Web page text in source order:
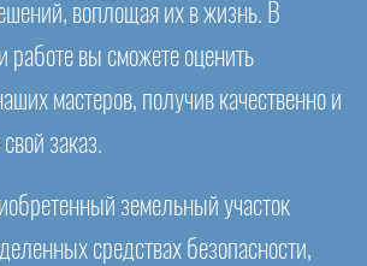
воплощая их в жизнь. В
работе вы сможете оценить
мастеров, получив качественно и
заказ.
земельный участок
средствах безопасности,